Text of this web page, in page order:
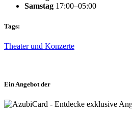
Samstag 17:00–05:00
Tags:
Theater und Konzerte
Ein Angebot der